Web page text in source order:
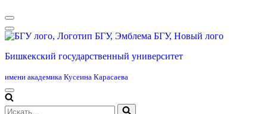
Меню
навигации
Бишкекский государственный университет
имени академика Кусеина Карасаева
Меню
навигации
Искать...